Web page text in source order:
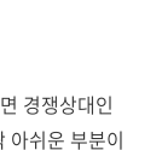
경쟁상대인
아쉬운 부분이